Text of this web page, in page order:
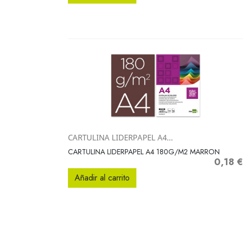
Vista rápida
CARTULINA LIDERPAPEL A4...
CARTULINA LIDERPAPEL A4 180G/M2 MARRON
Precio
0,18 €
Añadir al carrito